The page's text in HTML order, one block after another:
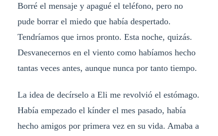
Borré el mensaje y apagué el teléfono, pero no
pude borrar el miedo que había despertado.
Tendríamos que irnos pronto. Esta noche, quizás.
Desvanecernos en el viento como habíamos hecho
tantas veces antes, aunque nunca por tanto tiempo.
La idea de decírselo a Eli me revolvió el estómago.
Había empezado el kínder el mes pasado, había
hecho amigos por primera vez en su vida. Amaba a